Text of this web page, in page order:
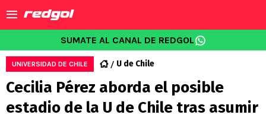
SUMATE AL CANAL DE REDGOL
UNIVERSIDAD DE CHILE U de Chile
Cecilia Pérez aborda el posible
estadio de la U de Chile tras asumir